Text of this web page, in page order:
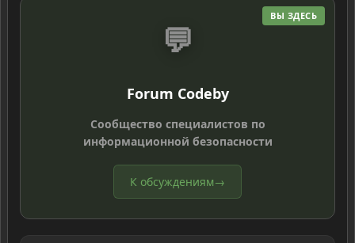
ВЫ ЗДЕСЬ
💬
Forum Codeby
Сообщество специалистов по
информационной безопасности
К обсуждениям→